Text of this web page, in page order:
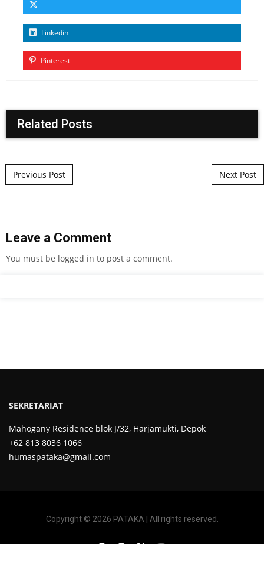
Linkedin
Pinterest
Related Posts
Post navigation
Previous Post Next Post
Leave a Comment
You must be logged in to post a comment.
SEKRETARIAT
Mahogany Residence blok J/32, Harjamukti, Depok
+62 813 8036 1066
humaspataka@gmail.com
Copyright © 2026 PATAKA | All rights reserved.